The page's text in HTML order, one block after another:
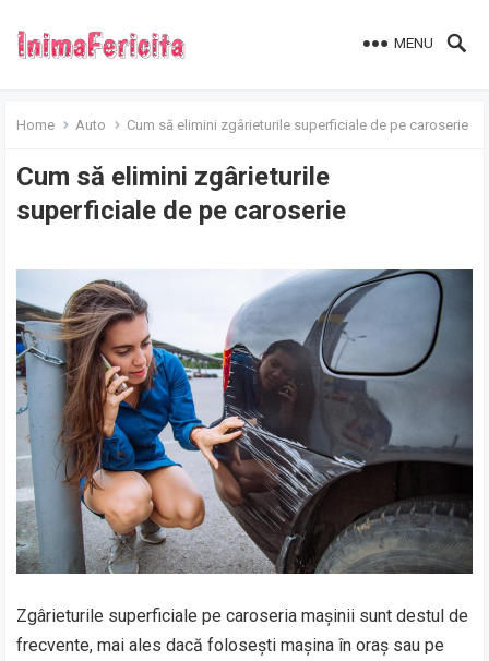
MENU
Home Auto Cum să elimini zgârieturile superficiale de pe caroserie
Cum să elimini zgârieturile
superficiale de pe caroserie
Zgârieturile superficiale pe caroseria mașinii sunt destul de
frecvente, mai ales dacă folosești mașina în oraș sau pe